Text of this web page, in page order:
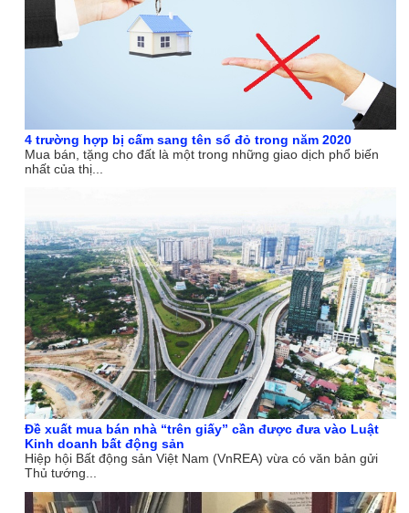
4 trường hợp bị cấm sang tên sổ đỏ trong năm 2020
Mua bán, tặng cho đất là một trong những giao dịch phổ biến
nhất của thị...
Đề xuất mua bán nhà “trên giấy” cần được đưa vào Luật
Kinh doanh bất động sản
Hiệp hội Bất động sản Việt Nam (VnREA) vừa có văn bản gửi
Thủ tướng...